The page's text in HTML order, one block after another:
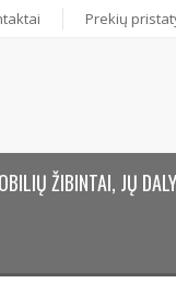
Prekių
ŽIBINTAI, JŲ